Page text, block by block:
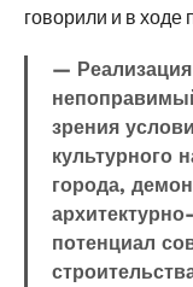
говорили и в
— Реализация
зрения
культурного
города,
потенциал